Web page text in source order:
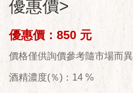
優惠價>
優惠價：850 元
價格僅供詢價參考隨市場而
酒精濃度(％)：14 %